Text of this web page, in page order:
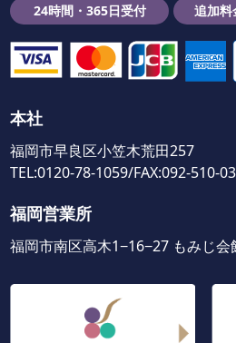
24時間・365日受付 追加料
本社
福岡市早良区小笠木荒田257
TEL:0120-78-1059/FAX:092-510-
福岡営業所
福岡市南区高木1−16−27 もみじ会